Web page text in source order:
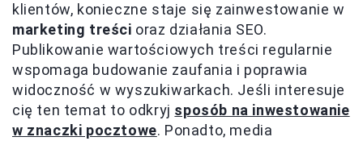
klientów, konieczne staje się zainwestowanie w
marketing treści oraz działania SEO.
Publikowanie wartościowych treści regularnie
wspomaga budowanie zaufania i poprawia
widoczność w wyszukiwarkach. Jeśli interesuje
cię ten temat to odkryj sposób na inwestowanie
w znaczki pocztowe. Ponadto, media